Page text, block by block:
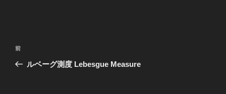
投
過
去
前
ルベーグ測度 Lebesgue Measure